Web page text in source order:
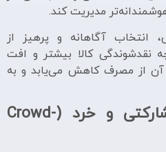
مدیریت کند.
آگاهانه و پرهیز از
نقدشوندگی کالا بیشتر و افت
آن از مصرف کاهش می‌یابد و به
سرمایه‌گذاری مشارکتی و خرد (Crowd-